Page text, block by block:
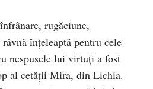
rugăciune,
înţeleaptă pentru cele
nespusele lui virtuţi a fost
al cetăţii Mira, din Lichia.